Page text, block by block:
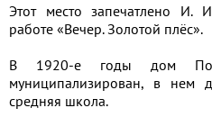
Этот место запечатлено И.
работе «Вечер. Золотой плёс».
В 1920-е годы дом
муниципализирован, в нем
средняя школа.